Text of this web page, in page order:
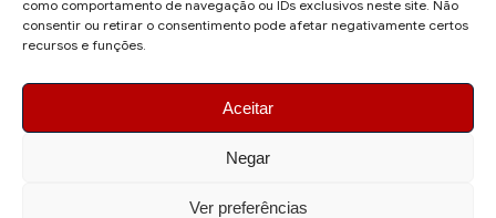
como comportamento de navegação ou IDs exclusivos neste site. Não
consentir ou retirar o consentimento pode afetar negativamente certos
recursos e funções.
Aceitar
Negar
Ver preferências
ronaldo.valentim150@gmail.com
© 2026 AquiAgora - Todos os direitos reservados.